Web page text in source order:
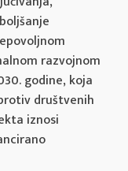
razvojnom
godine, koja
društvenih
iznosi